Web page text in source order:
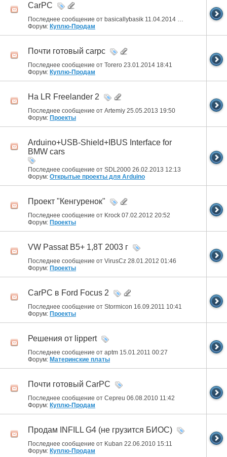
CarPC
Форум: Куплю-Продам
Почти готовый carpc
Последнее сообщение от Torero 23.01.2014 18:41
Форум: Куплю-Продам
На LR Freelander 2
Последнее сообщение от Artemiy 25.05.2013 19:50
Форум: Проекты
Arduino+USB-Shield+IBUS Interface for
BMW cars
Последнее сообщение от SDL2000 26.02.2013 12:13
Форум: Открытые проекты для Arduino
Проект "Кенгуренок"
Последнее сообщение от Krock 07.02.2012 20:52
Форум: Проекты
VW Passat B5+ 1,8T 2003 г
Последнее сообщение от VirusCz 28.01.2012 01:46
Форум: Проекты
CarPC в Ford Focus 2
Последнее сообщение от Stormicon 16.09.2011 10:41
Форум: Проекты
Решения от lippert
Последнее сообщение от aptm 15.01.2011 00:27
Форум: Материнские платы
Почти готовый CarPC
Последнее сообщение от Cepreu 06.08.2010 11:42
Форум: Куплю-Продам
Продам INFILL G4 (не грузится БИОС)
Последнее сообщение от Kuban 22.06.2010 15:11
Форум: Куплю-Продам